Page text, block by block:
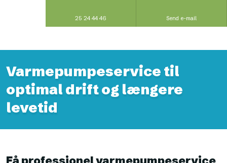
25 24 44 46 Send e-mail
Varmepumpeservice til
optimal drift og længere
levetid